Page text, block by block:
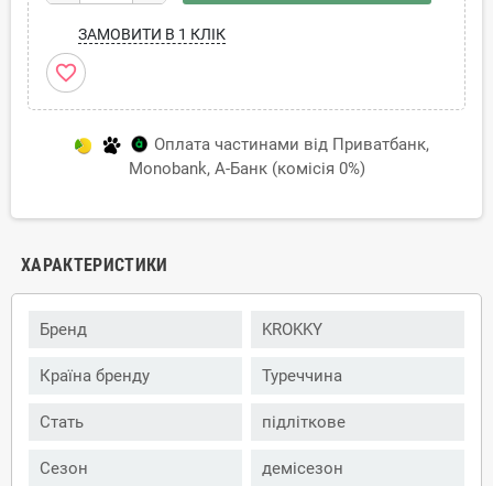
ЗАМОВИТИ В 1 КЛІК
favorite_border
Оплата частинами від Приватбанк,
Monobank, А-Банк (комісія 0%)
ХАРАКТЕРИСТИКИ
Бренд KROKKY
Країна бренду Туреччина
Стать підліткове
Сезон демісезон